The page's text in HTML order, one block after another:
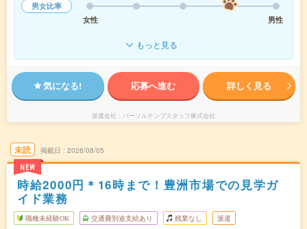
男女比率
女性
男性
もっと見る
気になる! 応募へ進む 詳しく見る
派遣会社 パーソルテンプスタッフ株式会社
未読
NEW
掲載日 2026/08/05
時給2000円＊16時まで！豊洲市場での見学ガ
イド業務
職種未経験OK 交通費別途支給あり 残業なし 派遣